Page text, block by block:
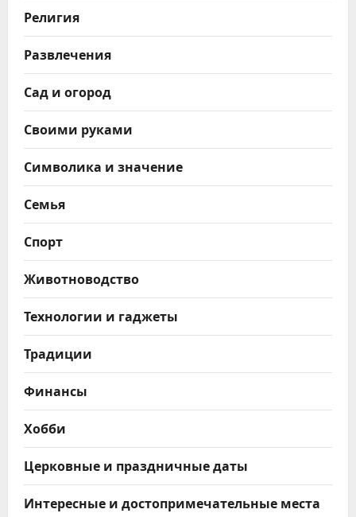
Религия
Развлечения
Сад и огород
Своими руками
Символика и значение
Семья
Спорт
Животноводство
Технологии и гаджеты
Традиции
Финансы
Хобби
Церковные и праздничные даты
Интересные и достопримечательные места